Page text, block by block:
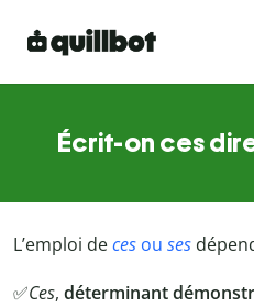
Écrit-on ces
L’emploi deces ou ses
✅Ces, déterminant